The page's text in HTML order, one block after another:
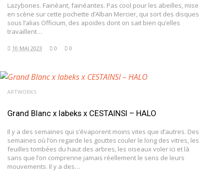
Lazybones. Fainéant, fainéantes. Pas cool pour les abeilles, mise
en scène sur cette pochette d’Alban Mercier, qui sort des disques
sous l’alias Officium, des apoïdes dont on sait bien qu’elles
travaillent…
10 MAI 2023 0 0
ARTWORKS
Grand Blanc x labeks x CESTAINSI – HALO
Il y a des semaines qui s’évaporent moins vites que d’autres. Des
semaines où l’on regarde les gouttes couler le long des vitres, les
feuilles tombées du haut des arbres, les oiseaux voler ici et là
sans que l’on comprenne jamais réellement le sens de leurs
mouvements. Il y a des…